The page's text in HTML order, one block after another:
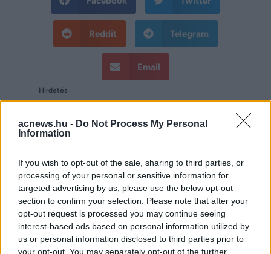
acnews.hu - Do Not Process My Personal
Information
If you wish to opt-out of the sale, sharing to third parties, or
processing of your personal or sensitive information for
targeted advertising by us, please use the below opt-out
section to confirm your selection. Please note that after your
opt-out request is processed you may continue seeing
interest-based ads based on personal information utilized by
us or personal information disclosed to third parties prior to
your opt-out. You may separately opt-out of the further
Reddit Telegram
Email
Hirdetés